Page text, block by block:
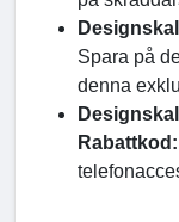
Spara på
denna
Rabattkod: